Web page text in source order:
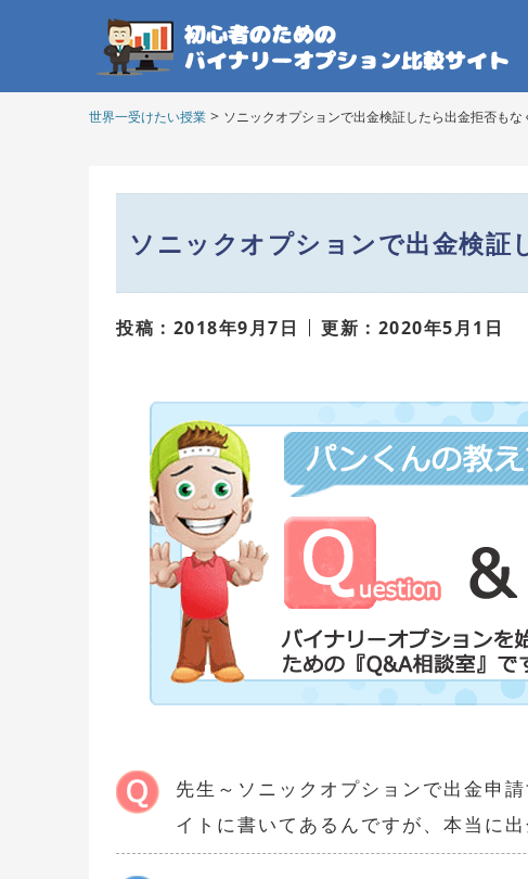
世界一受けたい授業 > ソニックオプションで出金検証したら出金拒否もな
ソニックオプションで出金検証
投稿 : 2018年9月7日 更新 : 2020年5月1日
先生～ソニックオプションで出金申
イトに書いてあるんですが、本当に